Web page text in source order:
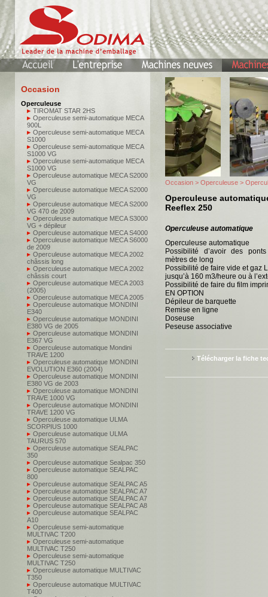
Occasion
Operculeuse
TIROMAT STAR 2HS
Operculeuse semi-automatique MECA
900L
Operculeuse semi-automatique MECA
S1000
Operculeuse semi-automatique MECA
S1000 VG
Operculeuse semi-automatique MECA
S1000 VG
Operculeuse automatique MECA S2000
VG
Operculeuse automatique MECA S2000
VG
Operculeuse automatique MECA S2000
VG 470 de 2009
Operculeuse automatique MECA S3000
VG + dépileur
Operculeuse automatique MECA S4000
Operculeuse automatique MECA S6000
de 2009
Operculeuse automatique MECA 2002
châssis long
Operculeuse automatique MECA 2002
châssis court
Operculeuse automatique MECA 2003
(2005)
Operculeuse automatique MECA 2005
Operculeuse automatique MONDINI
E340
Operculeuse automatique MONDINI
E380 VG de 2005
Operculeuse automatique MONDINI
E367 VG
Operculeuse automatique Mondini
TRAVE 1200
Operculeuse automatique MONDINI
EVOLUTION E360 (2004)
Operculeuse automatique MONDINI
E380 VG de 2003
Operculeuse automatique MONDINI
TRAVE 1000 VG
Operculeuse automatique MONDINI
TRAVE 1200 VG
Operculeuse automatique ULMA
SCORPIUS 1000
Operculeuse automatique ULMA
TAURUS 570
Operculeuse automatique SEALPAC
350
Operculeuse automatique Sealpac 350
Operculeuse automatique SEALPAC
800
Operculeuse automatique SEALPAC A5
Operculeuse automatique SEALPAC A7
Operculeuse automatique SEALPAC A7
Operculeuse automatique SEALPAC A8
Operculeuse automatique SEALPAC
A10
Operculeuse semi-automatique
MULTIVAC T200
Operculeuse semi-automatique
MULTIVAC T250
Operculeuse semi-automatique
MULTIVAC T250
Operculeuse automatique MULTIVAC
T350
Operculeuse automatique MULTIVAC
T400
Occasion > Operculeuse >
Operculeuse
Reeflex 250
Operculeuse automatique
Operculeuse automatique
Possibilité d’avoir des
mètres de long
Possibilité de faire vide et gaz
jusqu’à 160 m3/heure ou à
Possibilité de faire du film
EN OPTION
Dépileur de barquette
Remise en ligne
Doseuse
Peseuse associative
Télécharger la fiche